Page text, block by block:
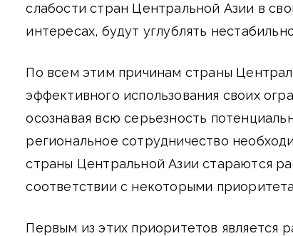
слабости стран Центральной Азии в
интересах, будут углублять
По всем этим причинам страны
эффективного использования своих
осознавая всю серьезность
региональное сотрудничество
страны Центральной Азии стараются
соответствии с некоторыми
Первым из этих приоритетов является